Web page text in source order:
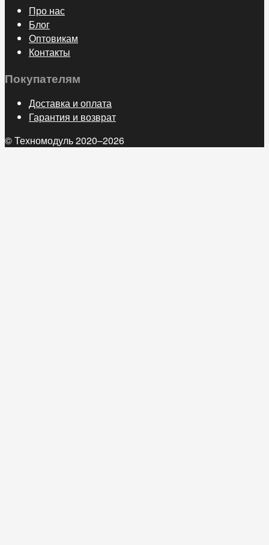
Про нас
Блог
Оптовикам
Контакты
Покупателям
Доставка и оплата
Гарантия и возврат
© Техномодуль 2020–2026